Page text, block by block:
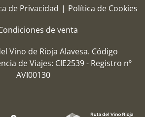
de Privacidad | Política de Cookies
de venta
Vino de Rioja Alavesa. Código
de Viajes: CIE2539 - Registro nº
AVI00130